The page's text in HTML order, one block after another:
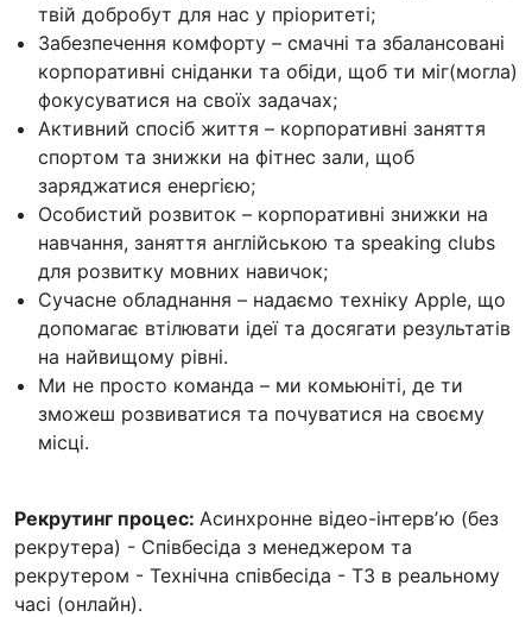
твій добробут для нас у пріоритеті;
Забезпечення комфорту – смачні та збалансовані
корпоративні сніданки та обіди, щоб ти міг(могла)
фокусуватися на своїх задачах;
Активний спосіб життя – корпоративні заняття
спортом та знижки на фітнес зали, щоб
заряджатися енергією;
Особистий розвиток – корпоративні знижки на
навчання, заняття англійською та speaking clubs
для розвитку мовних навичок;
Сучасне обладнання – надаємо техніку Apple, що
допомагає втілювати ідеї та досягати результатів
на найвищому рівні.
Ми не просто команда – ми комьюніті, де ти
зможеш розвиватися та почуватися на своєму
місці.
Рекрутинг процес: Асинхронне відео-інтервʼю (без
рекрутера) - Співбесіда з менеджером та
рекрутером - Технічна співбесіда - ТЗ в реальному
часі (онлайн).